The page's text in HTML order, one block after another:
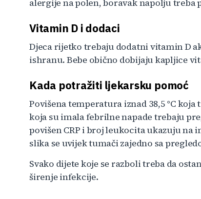
alergije na polen, boravak napolju treba
Vitamin D i dodaci
Djeca rijetko trebaju dodatni vitamin D
ishranu. Bebe obično dobijaju kapljice
Kada potražiti ljekarsku pomoć
Povišena temperatura iznad 38,5 °C
koja su imala febrilne napade trebaju
povišen CRP i broj leukocita ukazuju
slika se uvijek tumači zajedno sa
Svako dijete koje se razboli treba da
širenje infekcije.